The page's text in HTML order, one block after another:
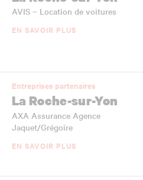
AVIS – Location de voitures
EN SAVOIR PLUS
Entreprises partenaires
La Roche-sur-Yon
AXA Assurance Agence
Jaquet/Grégoire
EN SAVOIR PLUS